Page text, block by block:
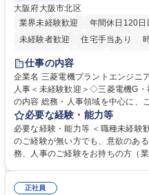
大阪府大阪市北区
業界未経験歓迎
年間休日120日
未経験者歓迎
住宅手当あり
退職金あり
駅近5分以内
土日祝休み 服装
仕事の内容
企業名 三菱電機プラントエンジニアリング株式
人事＜未経験歓迎＞◇三菱電機G・
の内容 総務・人事領域を中心に、
します。 ＜具体的には＞ ・総務/人事労務（給与・社保・勤怠管理など）
・採用・教育研修 ・福利厚生運用
採用や教育等の業務内容により、
出張もございます。 ※担当業務を
総務人事＜未経験歓迎＞◇三菱電
必要な経験・能力等
必要な経験・能力等 ＜職種未経験
のご経験が無い方でも、意欲のあ
務、人事のご経験をお持ちの方（業界不問） ■求める人
ミュニケーション能力を持ってい
正社員